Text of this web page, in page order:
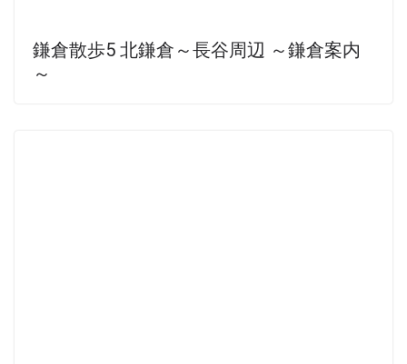
鎌倉散歩5 北鎌倉～長谷周辺 ～鎌倉案内
～